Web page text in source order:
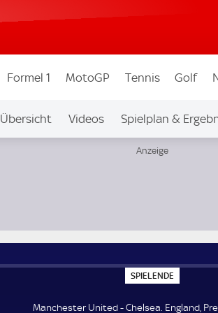
Formel 1 MotoGP Tennis Golf
Übersicht Videos Spielplan &
Auf Sky
SPIELENDE
P
E
Manchester United - Chelsea. England,